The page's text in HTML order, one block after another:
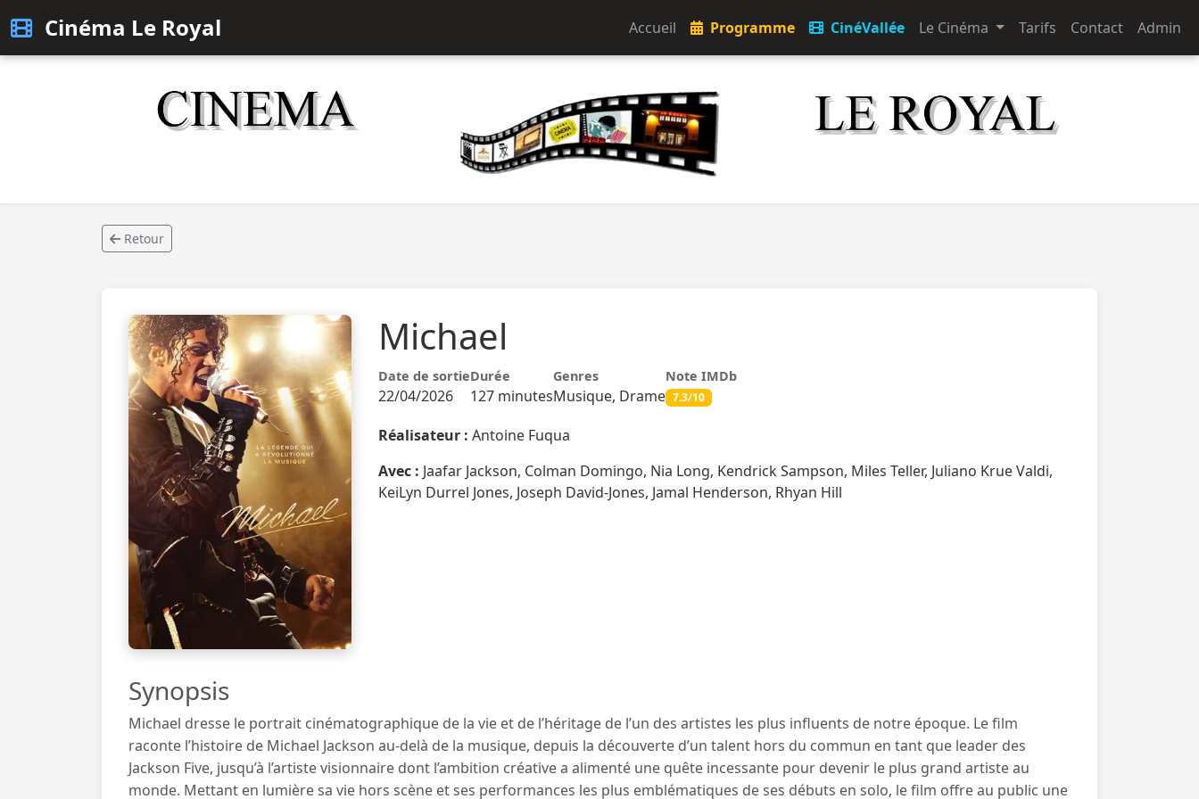
Cinéma Le Royal Accueil Programme CinéVallée Le Cinéma Tarifs Contact Admin
Retour
Michael
Date de sortie
22/04/2026
Durée
127 minutes
Genres
Musique, Drame
Note IMDb
7.3/10
Réalisateur : Antoine Fuqua
Avec : Jaafar Jackson, Colman Domingo, Nia Long, Kendrick Sampson, Miles Teller, Juliano Krue Valdi,
KeiLyn Durrel Jones, Joseph David-Jones, Jamal Henderson, Rhyan Hill
Synopsis
Michael dresse le portrait cinématographique de la vie et de l’héritage de l’un des artistes les plus influents de notre époque. Le film
raconte l’histoire de Michael Jackson au-delà de la musique, depuis la découverte d’un talent hors du commun en tant que leader des
Jackson Five, jusqu’à l’artiste visionnaire dont l’ambition créative a alimenté une quête incessante pour devenir le plus grand artiste au
monde. Mettant en lumière sa vie hors scène et ses performances les plus emblématiques de ses débuts en solo, le film offre au public une